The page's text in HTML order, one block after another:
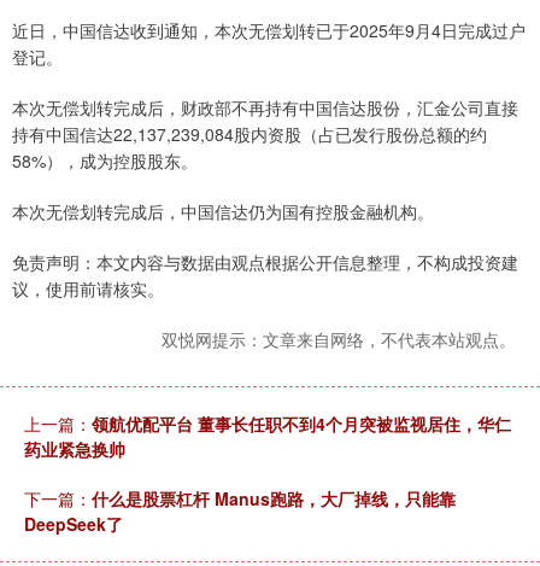
近日，中国信达收到通知，本次无偿划转已于2025年9月4日完成过户
登记。
本次无偿划转完成后，财政部不再持有中国信达股份，汇金公司直接
持有中国信达22,137,239,084股内资股（占已发行股份总额的约
58%），成为控股股东。
本次无偿划转完成后，中国信达仍为国有控股金融机构。
免责声明：本文内容与数据由观点根据公开信息整理，不构成投资建
议，使用前请核实。
双悦网提示：文章来自网络，不代表本站观点。
上一篇： 领航优配平台 董事长任职不到4个月突被监视居住，华仁
药业紧急换帅
下一篇： 什么是股票杠杆 Manus跑路，大厂掉线，只能靠
DeepSeek了